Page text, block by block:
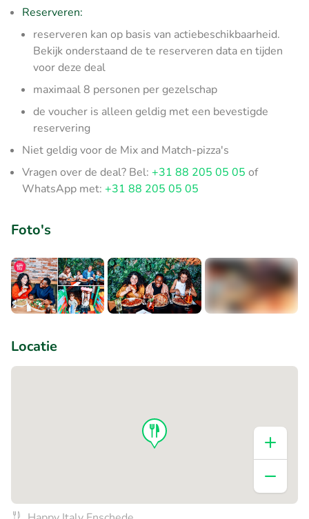
Reserveren:
reserveren kan op basis van actiebeschikbaarheid.
Bekijk onderstaand de te reserveren data en tijden
voor deze deal
maximaal 8 personen per gezelschap
de voucher is alleen geldig met een bevestigde
reservering
Niet geldig voor de Mix and Match-pizza's
Vragen over de deal? Bel: +31 88 205 05 05 of
WhatsApp met: +31 88 205 05 05
Foto's
Locatie